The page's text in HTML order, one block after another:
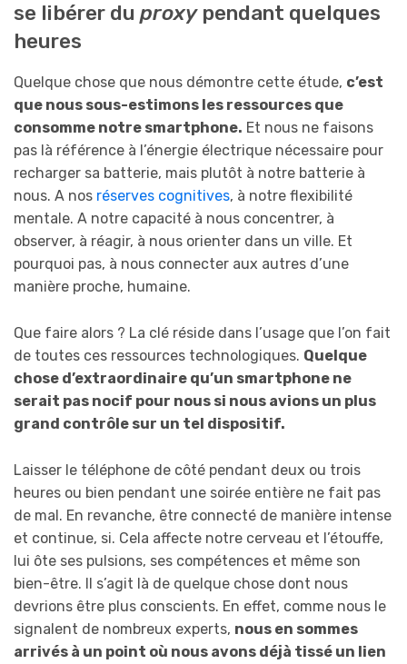
se libérer du proxypendant quelques
heures
Quelque chose que nous démontre cette étude, c’est
que nous sous-estimons les ressources que
consomme notre smartphone. Et nous ne faisons
pas là référence à l’énergie électrique nécessaire pour
recharger sa batterie, mais plutôt à notre batterie à
nous. A nos réserves cognitives, à notre flexibilité
mentale. A notre capacité à nous concentrer, à
observer, à réagir, à nous orienter dans un ville. Et
pourquoi pas, à nous connecter aux autres d’une
manière proche, humaine.
Que faire alors ? La clé réside dans l’usage que l’on fait
de toutes ces ressources technologiques. Quelque
chose d’extraordinaire qu’un smartphone ne
serait pas nocif pour nous si nous avions un plus
grand contrôle sur un tel dispositif.
Laisser le téléphone de côté pendant deux ou trois
heures ou bien pendant une soirée entière ne fait pas
de mal. En revanche, être connecté de manière intense
et continue, si. Cela affecte notre cerveau et l’étouffe,
lui ôte ses pulsions, ses compétences et même son
bien-être. Il s’agit là de quelque chose dont nous
devrions être plus conscients. En effet, comme nous le
signalent de nombreux experts, nous en sommes
arrivés à un point où nous avons déjà tissé un lien